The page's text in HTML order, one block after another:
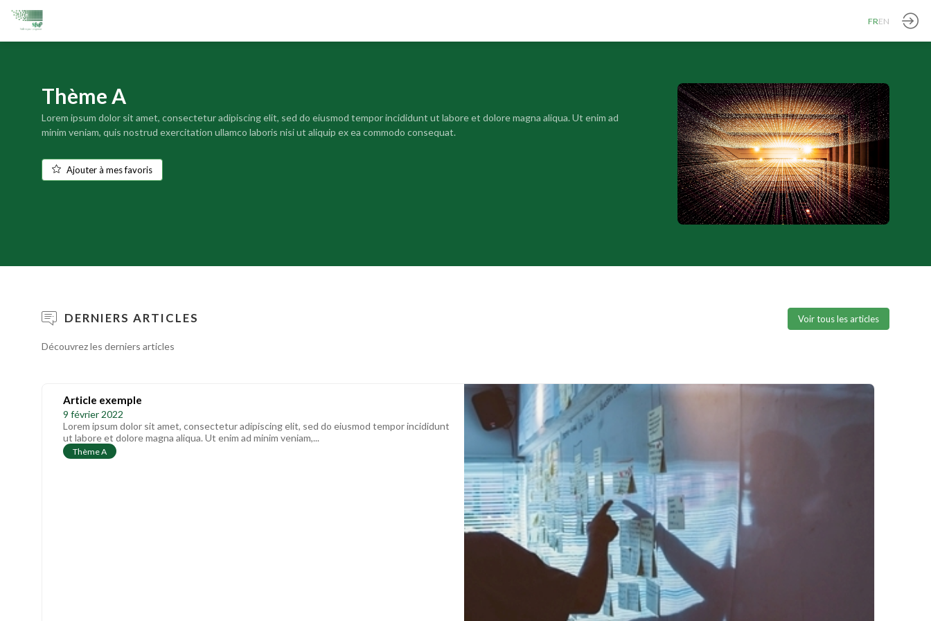
FREN
Thème A
Lorem ipsum dolor sit amet, consectetur adipiscing elit, sed do eiusmod tempor incididunt ut labore et dolore magna aliqua. Ut enim ad
minim veniam, quis nostrud exercitation ullamco laboris nisi ut aliquip ex ea commodo consequat.
Ajouter à mes favoris
DERNIERS ARTICLES Voir tous les articles
Découvrez les derniers articles
Article exemple
9 février 2022
Lorem ipsum dolor sit amet, consectetur adipiscing elit, sed do eiusmod tempor incididunt
ut labore et dolore magna aliqua. Ut enim ad minim veniam,...
Thème A